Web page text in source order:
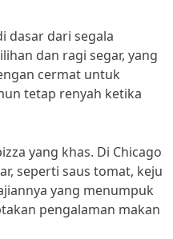
dasar dari segala
dan ragi segar, yang
cermat untuk
tetap renyah ketika
yang khas. Di Chicago
seperti saus tomat, keju
yang menumpuk
pengalaman makan